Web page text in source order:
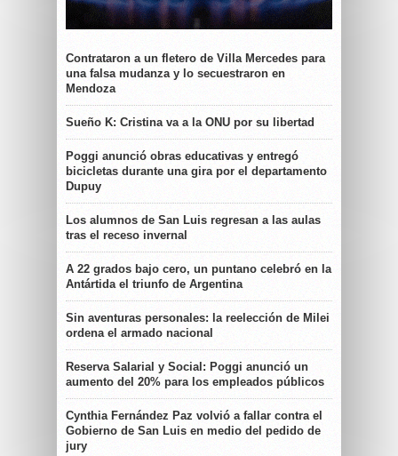
Contrataron a un fletero de Villa Mercedes para
una falsa mudanza y lo secuestraron en
Mendoza
Sueño K: Cristina va a la ONU por su libertad
Poggi anunció obras educativas y entregó
bicicletas durante una gira por el departamento
Dupuy
Los alumnos de San Luis regresan a las aulas
tras el receso invernal
A 22 grados bajo cero, un puntano celebró en la
Antártida el triunfo de Argentina
Sin aventuras personales: la reelección de Milei
ordena el armado nacional
Reserva Salarial y Social: Poggi anunció un
aumento del 20% para los empleados públicos
Cynthia Fernández Paz volvió a fallar contra el
Gobierno de San Luis en medio del pedido de
jury